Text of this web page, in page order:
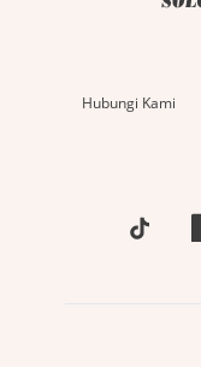
Hubungi Kami